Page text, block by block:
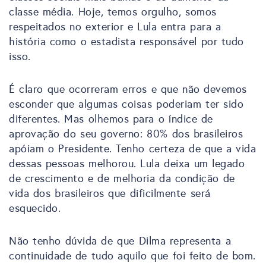
classe média. Hoje, temos orgulho, somos
respeitados no exterior e Lula entra para a
história como o estadista responsável por tudo
isso.
É claro que ocorreram erros e que não devemos
esconder que algumas coisas poderiam ter sido
diferentes. Mas olhemos para o índice de
aprovação do seu governo: 80% dos brasileiros
apóiam o Presidente. Tenho certeza de que a vida
dessas pessoas melhorou. Lula deixa um legado
de crescimento e de melhoria da condição de
vida dos brasileiros que dificilmente será
esquecido.
Não tenho dúvida de que Dilma representa a
continuidade de tudo aquilo que foi feito de bom.